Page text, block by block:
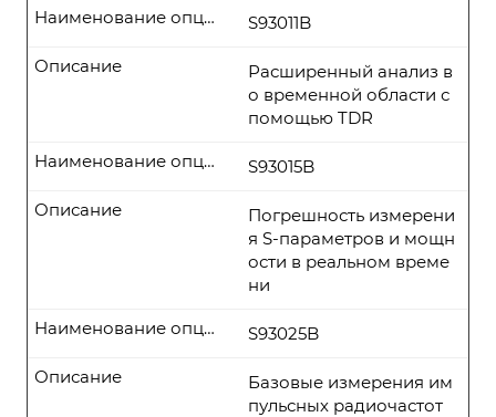
S93011B
Наименование опции
Расширенный анализ в
о временной области с
помощью TDR
Описание
S93015B
Наименование опции
Погрешность измерени
я S-параметров и мощн
ости в реальном време
ни
Описание
S93025B
Наименование опции
Базовые измерения им
пульсных радиочастот
Описание